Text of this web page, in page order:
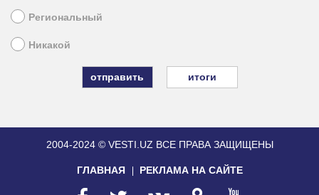
Региональный
Никакой
итоги
2004-2024 © VESTI.UZ ВСЕ ПРАВА ЗАЩИЩЕНЫ
ГЛАВНАЯ РЕКЛАМА НА САЙТЕ